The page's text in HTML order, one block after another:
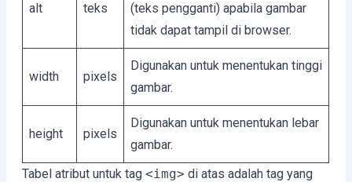
alt teks
(teks pengganti) apabila gambar
tidak dapat tampil di browser.
width pixels
Digunakan untuk menentukan tinggi
gambar.
height pixels
Digunakan untuk menentukan lebar
gambar.
Tabel atribut untuk tag <img> di atas adalah tag yang